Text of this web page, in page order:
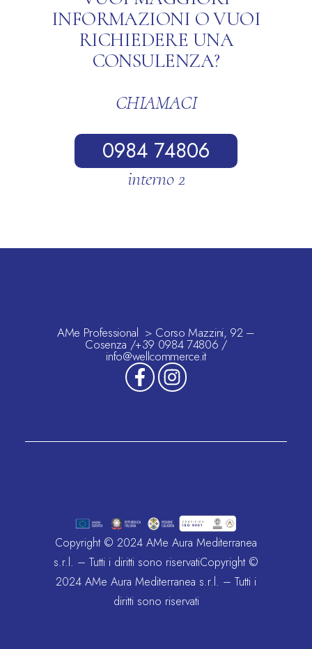
INFORMAZIONI O VUOI
RICHIEDERE UNA
CONSULENZA?
CHIAMACI
0984 74806
interno 2
AMe Professional > Corso Mazzini, 92 –
Cosenza /+39 0984 74806 /
info@wellcommerce.it
Copyright © 2024 AMe Aura Mediterranea
s.r.l. – Tutti i diritti sono riservatiCopyright ©
2024 AMe Aura Mediterranea s.r.l. – Tutti i
diritti sono riservati